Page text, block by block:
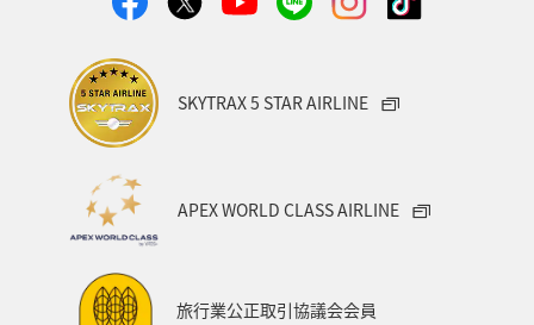
ANAトラベラーズ厳選 玉造・
SKYTRAX 5 STAR AIRLINE
APEX WORLD CLASS AIRLINE
旅行業公正取引協議会会員